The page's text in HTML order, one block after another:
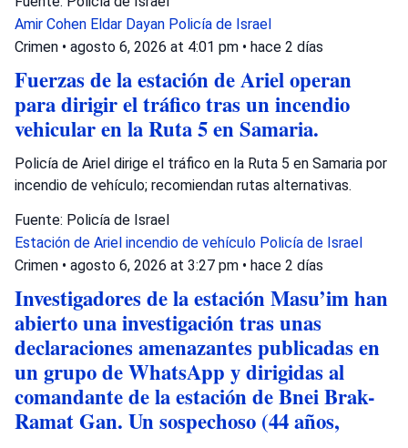
Amir Cohen Eldar Dayan Policía de Israel
Crimen • agosto 6, 2026 at 4:01 pm • hace 2 días
Fuerzas de la estación de Ariel operan
para dirigir el tráfico tras un incendio
vehicular en la Ruta 5 en Samaria.
Policía de Ariel dirige el tráfico en la Ruta 5 en Samaria por
incendio de vehículo; recomiendan rutas alternativas.
Fuente: Policía de Israel
Estación de Ariel incendio de vehículo Policía de Israel
Crimen • agosto 6, 2026 at 3:27 pm • hace 2 días
Investigadores de la estación Masu’im han
abierto una investigación tras unas
declaraciones amenazantes publicadas en
un grupo de WhatsApp y dirigidas al
comandante de la estación de Bnei Brak-
Ramat Gan. Un sospechoso (44 años,